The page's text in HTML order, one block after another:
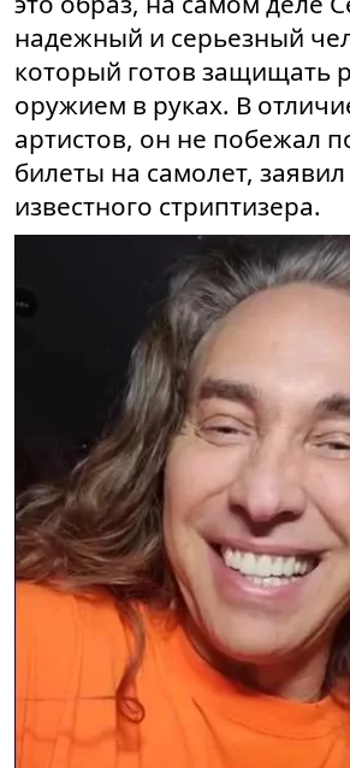
надежный и серьезный
который готов защищать
оружием в руках. В
артистов, он не побежал
билеты на самолет,
известного стриптизера.